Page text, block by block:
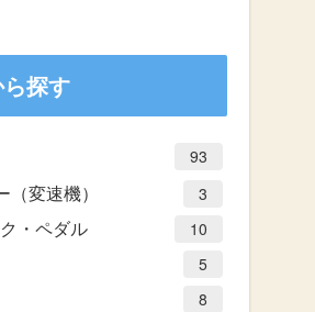
探す
93
変速機） 3
・ペダル 10
5
8